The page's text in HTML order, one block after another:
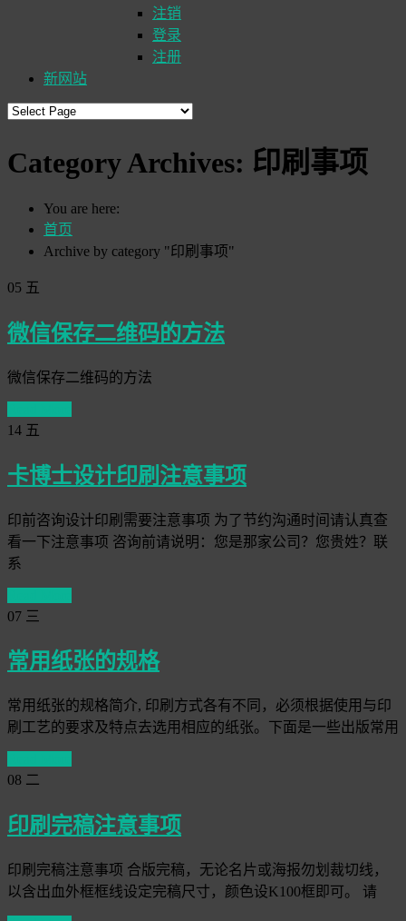
注销
登录
注册
新网站
Category Archives: 印刷事项
You are here:
首页
Archive by category "印刷事项"
05 五
微信保存二维码的方法
微信保存二维码的方法
14 五
卡博士设计印刷注意事项
印前咨询设计印刷需要注意事项 为了节约沟通时间请认真查
看一下注意事项 咨询前请说明：您是那家公司？您贵姓？联
系
07 三
常用纸张的规格
常用纸张的规格简介, 印刷方式各有不同，必须根据使用与印
刷工艺的要求及特点去选用相应的纸张。下面是一些出版常用
08 二
印刷完稿注意事项
印刷完稿注意事项 合版完稿，无论名片或海报勿划裁切线，
以含出血外框框线设定完稿尺寸，颜色设K100框即可。 请